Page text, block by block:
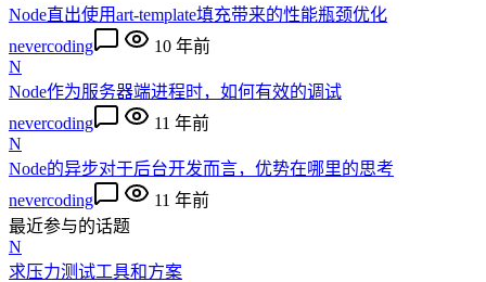
Node直出使用art-template填充带来的性能瓶颈优化
nevercoding
10 年前
N
Node作为服务器端进程时，如何有效的调试
nevercoding
11 年前
N
Node的异步对于后台开发而言，优势在哪里的思考
nevercoding
11 年前
最近参与的话题
N
求压力测试工具和方案